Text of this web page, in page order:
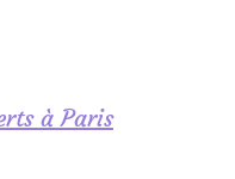
à Paris